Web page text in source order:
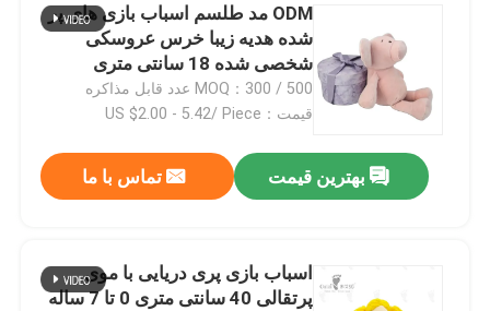
ODM مد طلسم اسباب بازی های پر
شده هدیه زیبا خرس عروسکی
شخصی شده 18 سانتی متری
MOQ：300 / 500 عدد قابل مذاکره
قیمت：US $2.00 - 5.42/ Piece
بهترین قیمت تماس با ما
اسباب بازی پری دریایی با موی
پرتقالی 40 سانتی متری 0 تا 7 ساله